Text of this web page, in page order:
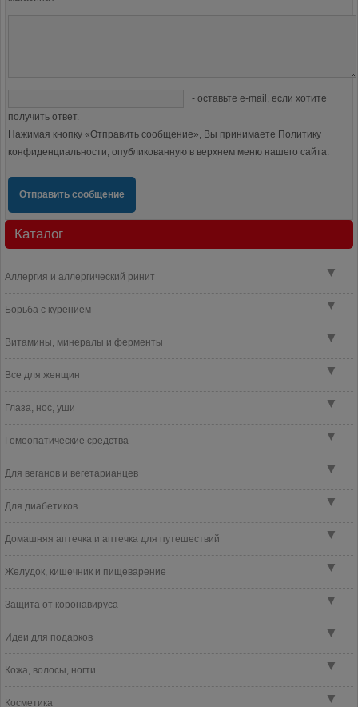
- оставьте e-mail, если хотите
получить ответ.
Нажимая кнопку «Отправить сообщение», Вы принимаете Политику
конфиденциальности, опубликованную в верхнем меню нашего сайта.
Отправить сообщение
Каталог
▼
Аллергия и аллергический ринит
▼
Борьба с курением
▼
Витамины, минералы и ферменты
▼
Все для женщин
▼
Глаза, нос, уши
▼
Гомеопатические средства
▼
Для веганов и вегетарианцев
▼
Для диабетиков
▼
Домашняя аптечка и аптечка для путешествий
▼
Желудок, кишечник и пищеварение
▼
Защита от коронавируса
▼
Идеи для подарков
▼
Кожа, волосы, ногти
▼
Косметика